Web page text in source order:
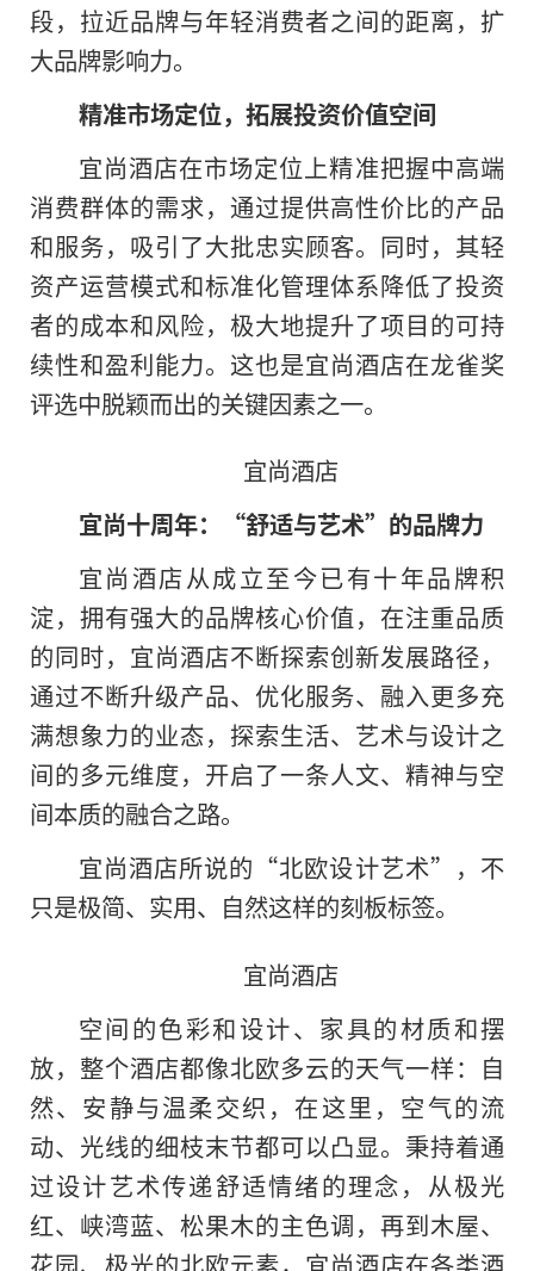
段，拉近品牌与年轻消费者之间的距离，扩
大品牌影响力。
精准市场定位，拓展投资价值空间
宜尚酒店在市场定位上精准把握中高端
消费群体的需求，通过提供高性价比的产品
和服务，吸引了大批忠实顾客。同时，其轻
资产运营模式和标准化管理体系降低了投资
者的成本和风险，极大地提升了项目的可持
续性和盈利能力。这也是宜尚酒店在龙雀奖
评选中脱颖而出的关键因素之一。
宜尚酒店
宜尚十周年：“舒适与艺术”的品牌力
宜尚酒店从成立至今已有十年品牌积
淀， 拥有强大的品牌核心价值，在注重品质
的同时，宜尚酒店不断探索创新发展路径，
通过不断升级产品、优化服务、融入更多充
满想象力的业态，探索生活、艺术与设计之
间的多元维度，开启了一条人文、精神与空
间本质的融合之路。
宜尚酒店所说的“北欧设计艺术”，不
只是极简、实用、自然这样的刻板标签。
宜尚酒店
空间的色彩和设计、家具的材质和摆
放，整个酒店都像北欧多云的天气一样：自
然、安静与温柔交织，在这里，空气的流
动、光线的细枝末节都可以凸显。秉持着通
过设计艺术传递舒适情绪的理念，从极光
红、峡湾蓝、松果木的主色调，再到木屋、